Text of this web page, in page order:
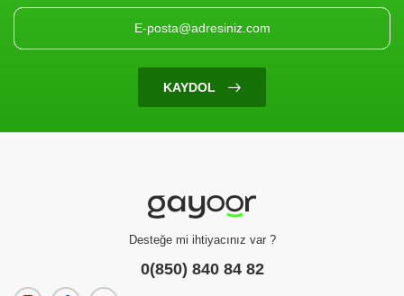
Filtrenize Uygun
Ürün Bulunamadı
KAYDOL
Desteğe mi ihtiyacınız var ?
0(850) 840 84 82